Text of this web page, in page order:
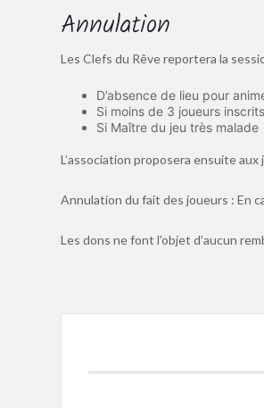
Annulation
Les Clefs du Rêve reportera la
D’absence de lieu pour
Si moins de 3 joueurs inscrits
Si Maître du jeu très malade
L’association proposera ensuite
Annulation du fait des joueurs : En
Les dons ne font l’objet d’aucun